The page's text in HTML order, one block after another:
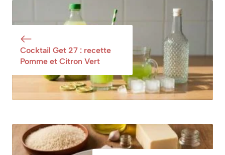
guide étape par
étape
Cocktail Get 27 : recette
Pomme et Citron Vert